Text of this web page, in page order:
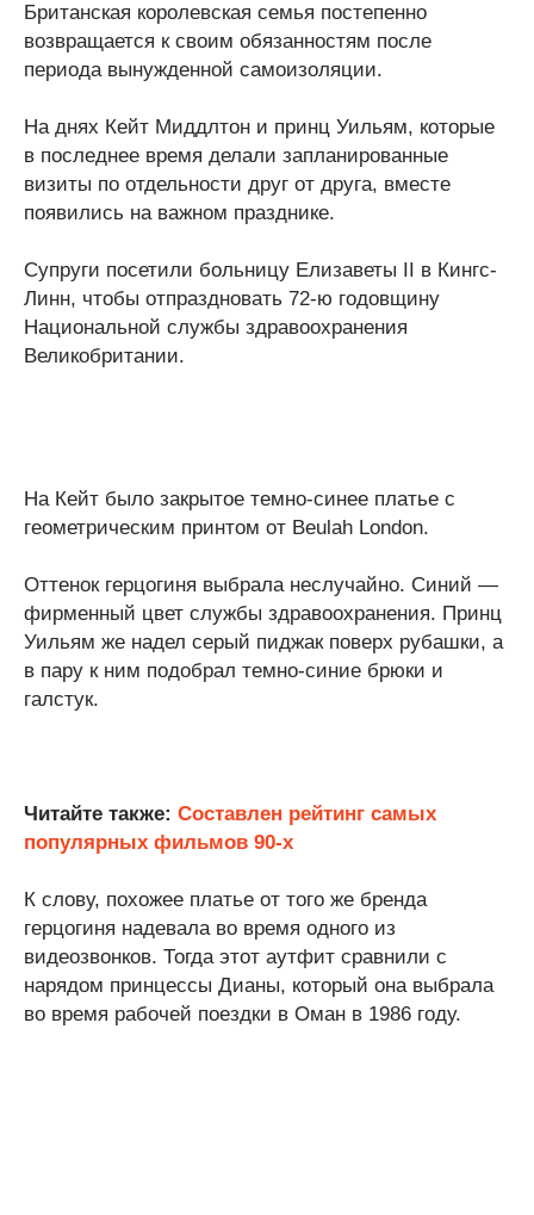
Британская королевская семья постепенно
возвращается к своим обязанностям после
периода вынужденной самоизоляции.
На днях Кейт Миддлтон и принц Уильям, которые
в последнее время делали запланированные
визиты по отдельности друг от друга, вместе
появились на важном празднике.
Супруги посетили больницу Елизаветы II в Кингс-
Линн, чтобы отпраздновать 72-ю годовщину
Национальной службы здравоохранения
Великобритании.
На Кейт было закрытое темно-синее платье с
геометрическим принтом от Beulah London.
Оттенок герцогиня выбрала неслучайно. Синий —
фирменный цвет службы здравоохранения. Принц
Уильям же надел серый пиджак поверх рубашки, а
в пару к ним подобрал темно-синие брюки и
галстук.
Читайте также: Составлен рейтинг самых
популярных фильмов 90-х
К слову, похожее платье от того же бренда
герцогиня надевала во время одного из
видеозвонков. Тогда этот аутфит сравнили с
нарядом принцессы Дианы, который она выбрала
во время рабочей поездки в Оман в 1986 году.